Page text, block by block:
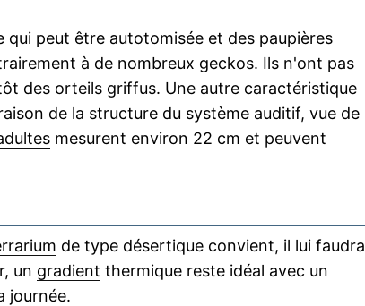
peut être autotomisée et des paupières
à de nombreux geckos. Ils n'ont pas
des orteils griffus. Une autre caractéristique
de la structure du système auditif, vue de
mesurent environ 22 cm et peuvent
de type désertique convient, il lui faudra
un gradient thermique reste idéal avec un
journée.